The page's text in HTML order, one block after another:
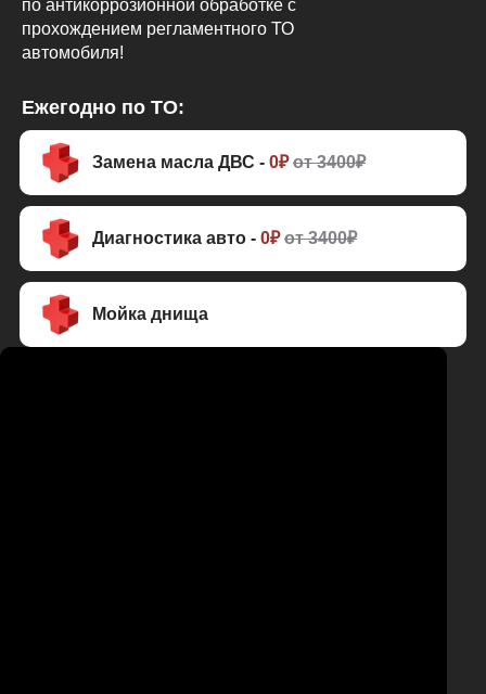
Ежегодно по ТО:
по антикоррозионной обработке с
прохождением регламентного ТО
автомобиля!
Мойка днища
Диагностика авто - 0₽ от 3400₽
Замена масла ДВС - 0₽от 3400₽